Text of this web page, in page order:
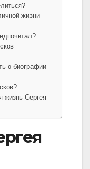
жизни
о биографии
жизнь Сергея